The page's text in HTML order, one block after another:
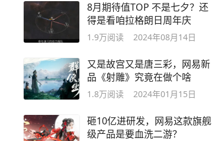
8月期待值TOP 不是七夕？还
得是看咱拉格朗日周年庆
1.9万阅读 2024年08月14日
又是故宫又是唐三彩，网易新
品《射雕》究竟在做个啥
1.8万阅读 2024年01月15日
砸10亿进研发，网易这款旗舰
级产品是要血洗二游？